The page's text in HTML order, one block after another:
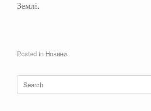
Землі.
Posted in Новини.
for: